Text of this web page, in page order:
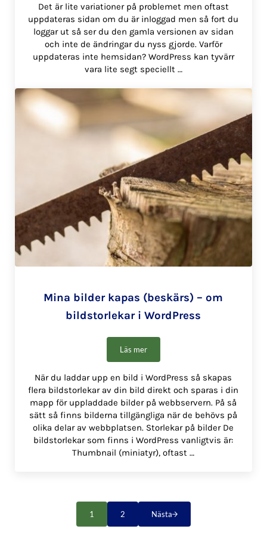
Det är lite variationer på problemet men oftast
uppdateras sidan om du är inloggad men så fort du
loggar ut så ser du den gamla versionen av sidan
och inte de ändringar du nyss gjorde. Varför
uppdateras inte hemsidan? WordPress kan tyvärr
vara lite segt speciellt …
Mina bilder kapas (beskärs) – om
bildstorlekar i WordPress
Läs merMina bilder kapas (beskärs) – om
När du laddar upp en bild i WordPress så skapas
flera bildstorlekar av din bild direkt och sparas i din
mapp för uppladdade bilder på webbservern. På så
sätt så finns bilderna tillgängliga när de behövs på
olika delar av webbplatsen. Storlekar på bilder De
bildstorlekar som finns i WordPress vanligtvis är:
Thumbnail (miniatyr), oftast …
Sida
1 Sida
2 Nästa